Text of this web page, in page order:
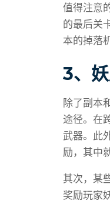
值得注意
的最后关
本的掉落
3、
除了副本
途径。在
武器。此
励，其中
其次，某
奖励玩家